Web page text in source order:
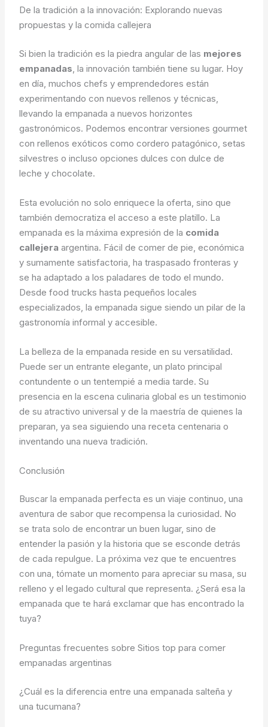
De la tradición a la innovación: Explorando nuevas
propuestas y la comida callejera
Si bien la tradición es la piedra angular de las mejores
empanadas, la innovación también tiene su lugar. Hoy
en día, muchos chefs y emprendedores están
experimentando con nuevos rellenos y técnicas,
llevando la empanada a nuevos horizontes
gastronómicos. Podemos encontrar versiones gourmet
con rellenos exóticos como cordero patagónico, setas
silvestres o incluso opciones dulces con dulce de
leche y chocolate.
Esta evolución no solo enriquece la oferta, sino que
también democratiza el acceso a este platillo. La
empanada es la máxima expresión de la comida
callejera argentina. Fácil de comer de pie, económica
y sumamente satisfactoria, ha traspasado fronteras y
se ha adaptado a los paladares de todo el mundo.
Desde food trucks hasta pequeños locales
especializados, la empanada sigue siendo un pilar de la
gastronomía informal y accesible.
La belleza de la empanada reside en su versatilidad.
Puede ser un entrante elegante, un plato principal
contundente o un tentempié a media tarde. Su
presencia en la escena culinaria global es un testimonio
de su atractivo universal y de la maestría de quienes la
preparan, ya sea siguiendo una receta centenaria o
inventando una nueva tradición.
Conclusión
Buscar la empanada perfecta es un viaje continuo, una
aventura de sabor que recompensa la curiosidad. No
se trata solo de encontrar un buen lugar, sino de
entender la pasión y la historia que se esconde detrás
de cada repulgue. La próxima vez que te encuentres
con una, tómate un momento para apreciar su masa, su
relleno y el legado cultural que representa. ¿Será esa la
empanada que te hará exclamar que has encontrado la
tuya?
Preguntas frecuentes sobre Sitios top para comer
empanadas argentinas
¿Cuál es la diferencia entre una empanada salteña y
una tucumana?